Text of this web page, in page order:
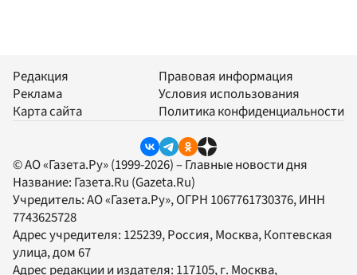
Редакция
Реклама
Карта сайта
Правовая информация
Условия использования
Политика конфиденциальности
© АО «Газета.Ру» (1999-2026) – Главные новости дня
Название: Газета.Ru (Gazeta.Ru)
Учредитель:АО «Газета.Ру», ОГРН 1067761730376, ИНН
7743625728
Адрес учредителя: 125239, Россия, Москва, Коптевская
улица, дом 67
Адрес редакции и издателя: 117105, г. Москва,